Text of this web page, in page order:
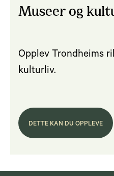
Museer og
Opplev Trondheims
kulturliv.
DETTE KAN DU OPPLEVE